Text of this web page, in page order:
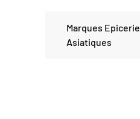
Marques Epicerie
Asiatiques